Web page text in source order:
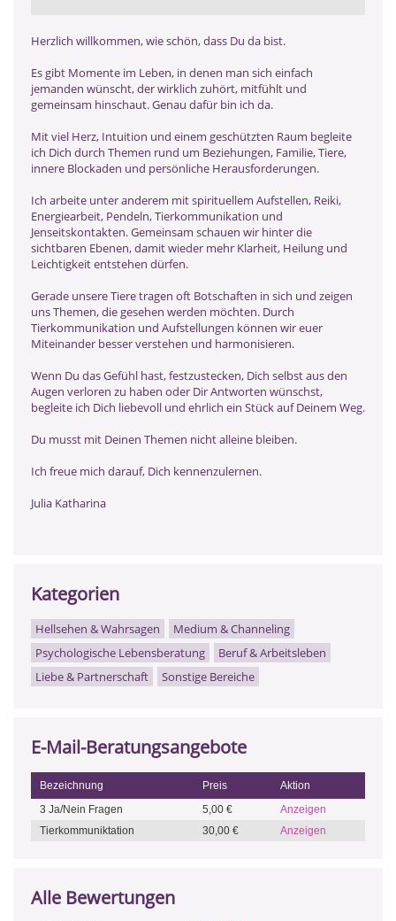
Herzlich willkommen, wie schön, dass Du da bist.
Es gibt Momente im Leben, in denen man sich einfach
jemanden wünscht, der wirklich zuhört, mitfühlt und
gemeinsam hinschaut. Genau dafür bin ich da.
Mit viel Herz, Intuition und einem geschützten Raum begleite
ich Dich durch Themen rund um Beziehungen, Familie, Tiere,
innere Blockaden und persönliche Herausforderungen.
Ich arbeite unter anderem mit spirituellem Aufstellen, Reiki,
Energiearbeit, Pendeln, Tierkommunikation und
Jenseitskontakten. Gemeinsam schauen wir hinter die
sichtbaren Ebenen, damit wieder mehr Klarheit, Heilung und
Leichtigkeit entstehen dürfen.
Gerade unsere Tiere tragen oft Botschaften in sich und zeigen
uns Themen, die gesehen werden möchten. Durch
Tierkommunikation und Aufstellungen können wir euer
Miteinander besser verstehen und harmonisieren.
Wenn Du das Gefühl hast, festzustecken, Dich selbst aus den
Augen verloren zu haben oder Dir Antworten wünschst,
begleite ich Dich liebevoll und ehrlich ein Stück auf Deinem Weg.
Du musst mit Deinen Themen nicht alleine bleiben.
Ich freue mich darauf, Dich kennenzulernen.
Julia Katharina
Kategorien
Hellsehen & Wahrsagen
Medium & Channeling
Psychologische Lebensberatung
Beruf & Arbeitsleben
Liebe & Partnerschaft
Sonstige Bereiche
E-Mail-Beratungsangebote
Bezeichnung Preis
Aktion
3 Ja/Nein Fragen
5,00 €
Anzeigen
Tierkommuniktation
30,00 € Anzeigen
Alle Bewertungen